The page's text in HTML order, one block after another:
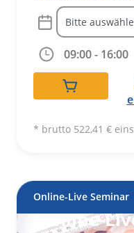
r
a
e
:
09:00 - 16:00
* brutto 522,41 €
Online-Live Seminar
(Online-